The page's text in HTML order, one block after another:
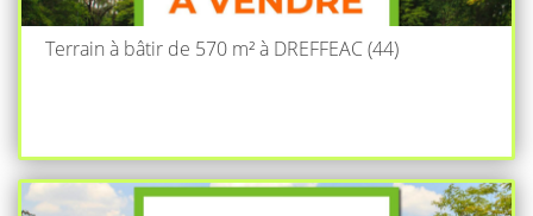
Terrain à bâtir de 570 m² à DREFFEAC (44)